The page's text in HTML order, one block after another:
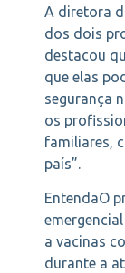
A diretora
dos dois
destacou
que elas
segurança
os
familiares,
país”.
EntendaO
a vacinas
durante a